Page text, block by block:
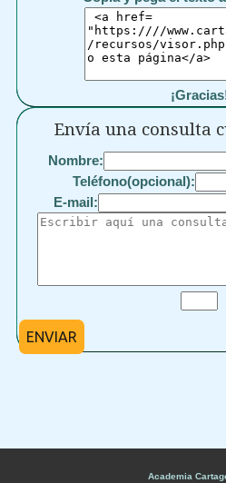
Envía una consulta
Nombre:
Teléfono(opcional):
E-mail:
ENVIAR
Academia